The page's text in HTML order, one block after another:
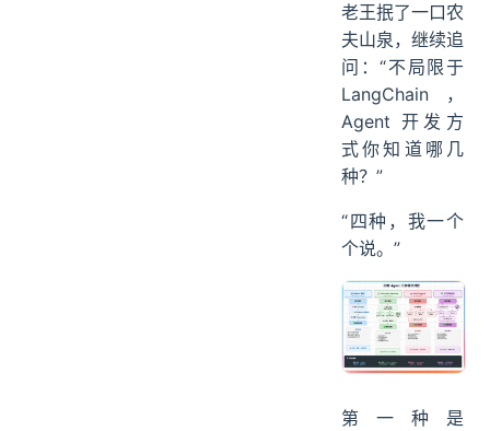
老王抿了一口农
夫山泉，继续追
问：“不局限于
LangChain，
Agent 开发方
式你知道哪几
种？”
“四种，我一个
个说。”
第一种是